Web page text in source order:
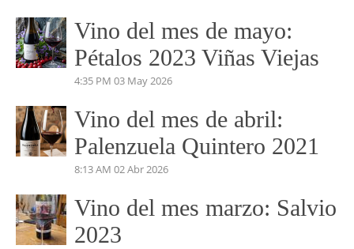
Vino del mes de mayo:
Pétalos 2023 Viñas Viejas
4:35 PM 03 May 2026
Vino del mes de abril:
Palenzuela Quintero 2021
8:13 AM 02 Abr 2026
Vino del mes marzo: Salvio
2023